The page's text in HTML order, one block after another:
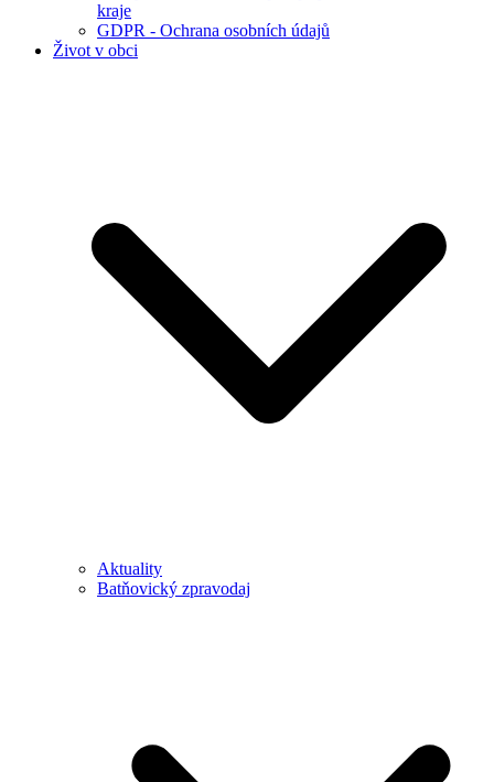
kraje
GDPR - Ochrana osobních údajů
Život v obci
Aktuality
Batňovický zpravodaj